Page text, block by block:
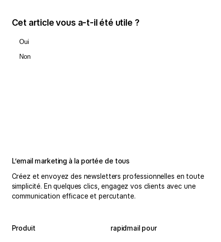
Cet article vous a-t-il été utile ?
Oui
Non
L’email marketing à la portée de tous
Créez et envoyez des newsletters professionnelles en toute
simplicité. En quelques clics, engagez vos clients avec une
communication efficace et percutante.
Produit rapidmail pour